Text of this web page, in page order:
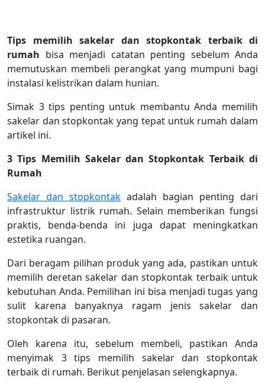
Tips memilih sakelar dan stopkontak terbaik di
rumah bisa menjadi catatan penting sebelum Anda
memutuskan membeli perangkat yang mumpuni bagi
instalasi kelistrikan dalam hunian.
Simak 3 tips penting untuk membantu Anda memilih
sakelar dan stopkontak yang tepat untuk rumah dalam
artikel ini.
3 Tips Memilih Sakelar dan Stopkontak Terbaik di
Rumah
Sakelar dan stopkontak adalah bagian penting dari
infrastruktur listrik rumah. Selain memberikan fungsi
praktis, benda-benda ini juga dapat meningkatkan
estetika ruangan.
Dari beragam pilihan produk yang ada, pastikan untuk
memilih deretan sakelar dan stopkontak terbaik untuk
kebutuhan Anda. Pemilihan ini bisa menjadi tugas yang
sulit karena banyaknya ragam jenis sakelar dan
stopkontak di pasaran.
Oleh karena itu, sebelum membeli, pastikan Anda
menyimak 3 tips memilih sakelar dan stopkontak
terbaik di rumah. Berikut penjelasan selengkapnya.